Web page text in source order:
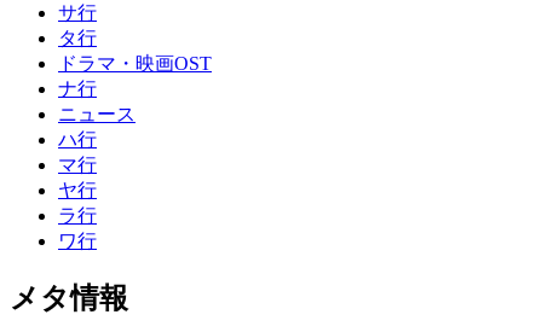
サ行
タ行
ドラマ・映画OST
ナ行
ニュース
ハ行
マ行
ヤ行
ラ行
ワ行
メタ情報